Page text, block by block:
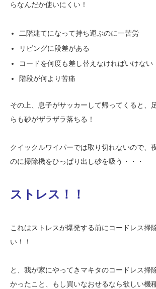
らなんだか使いにくい！
二階建てになって持ち運ぶのに一苦労
リビングに段差がある
コードを何度も差し替えなければいけない
階段が何より苦痛
その上、息子がサッカーして帰ってくると、
らも砂がザラザラ落ちる！
クイックルワイパーでは取り切れないので、
のに掃除機をひっぱり出し砂を吸う・・・
ストレス！！
これはストレスが爆発する前にコードレス掃
い！！
と、我が家にやってきマキタのコードレス掃
かったこと、もし買いなおせるなら欲しい機